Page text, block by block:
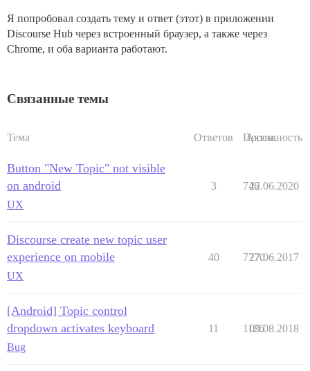
Я попробовал создать тему и ответ (этот) в приложении
Discourse Hub через встроенный браузер, а также через
Chrome, и оба варианта работают.
Связанные темы
Тема Ответов Просм.
Активность
Button "New Topic" not visible
on android
UX
3 746
22.06.2020
Discourse create new topic user
experience on mobile
UX
40 7770
27.06.2017
[Android] Topic control
dropdown activates keyboard
Bug
11 1126
09.08.2018